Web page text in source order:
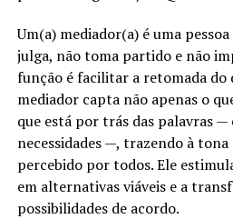
Um(a) mediador(a) é uma
julga, não toma partido e não
função é facilitar a retomada
mediador capta não apenas o
que está por trás das palavras —
necessidades —, trazendo à
percebido por todos. Ele
em alternativas viáveis e a
possibilidades de acordo.